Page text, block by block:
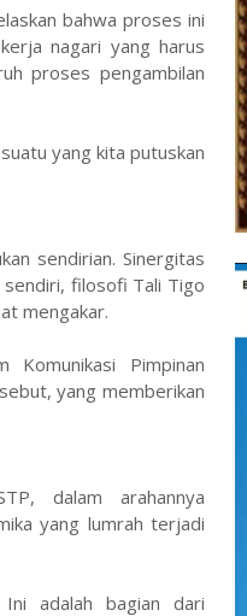
bahwa proses ini
nagari yang harus
proses pengambilan
yang kita putuskan
sendirian. Sinergitas
filosofi Tali Tigo
mengakar.
Komunikasi Pimpinan
yang memberikan
dalam arahannya
yang lumrah terjadi
adalah bagian dari